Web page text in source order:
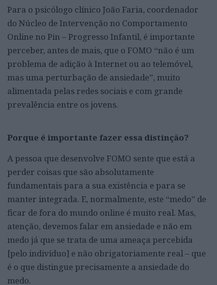
Para o psicólogo clínico João Faria, coordenador
do Núcleo de Intervenção no Comportamento
Online no Pin – Progresso Infantil, é importante
perceber, antes de mais, que o FOMO “não é um
problema de adição à Internet ou ao telemóvel,
mas uma perturbação de ansiedade”, muito
alimentada pelas redes sociais e com grande
prevalência entre os jovens.
Porque é importante fazer essa distinção?
A pessoa que desenvolve FOMO sente que está a
perder coisas que são absolutamente
fundamentais para a sua existência e para se
manter integrada. E, normalmente, este “medo” de
ficar de fora do mundo online é muito real. Mas,
atenção, devemos falar em ansiedade e não em
medo já que se trata de uma ameaça percebida
[pelo indivíduo] e não obrigatoriamente real – que
é o que distingue precisamente a ansiedade do
medo.